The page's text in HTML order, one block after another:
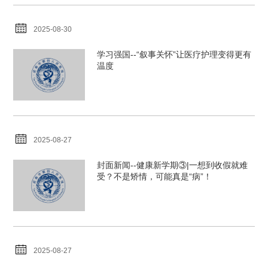
2025-08-30
学习强国--“叙事关怀”让医疗护理变得更有
温度
2025-08-27
封面新闻--健康新学期③|一想到收假就难
受？不是矫情，可能真是“病”！
2025-08-27